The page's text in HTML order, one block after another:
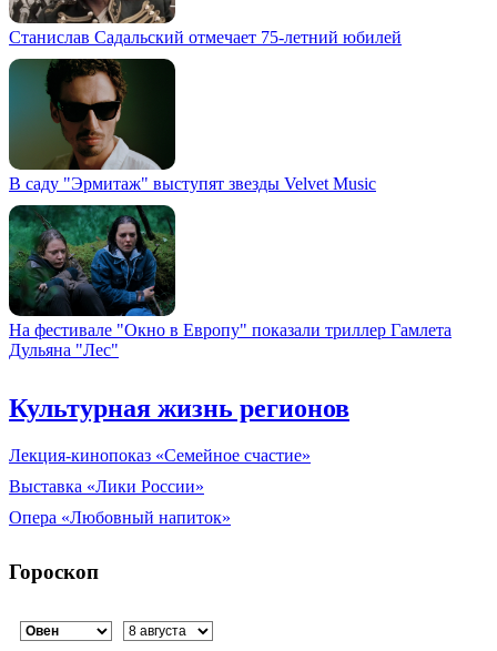
Станислав Садальский отмечает 75-летний юбилей
В саду "Эрмитаж" выступят звезды Velvet Music
На фестивале "Окно в Европу" показали триллер Гамлета
Дульяна "Лес"
Культурная жизнь регионов
Лекция-кинопоказ «Семейное счастие»
Выставка «Лики России»
Опера «Любовный напиток»
Гороскоп